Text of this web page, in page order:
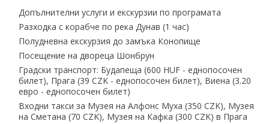
Допълнителни услуги и екскурзии по програмата
Разходка с корабче по река Дунав (1 час)
Полудневна екскурзия до замъка Конопище
Посещение на двореца Шонбрун
Градски транспорт: Будапеща (600 HUF - еднопосочен
билет), Прага (39 CZK - еднопосочен билет), Виена (3.20
евро - еднопосочен билет)
Входни такси за Музея на Алфонс Муха (350 CZK), Музея
на Сметана (70 CZK), Музея на Кафка (300 CZK) в Прага